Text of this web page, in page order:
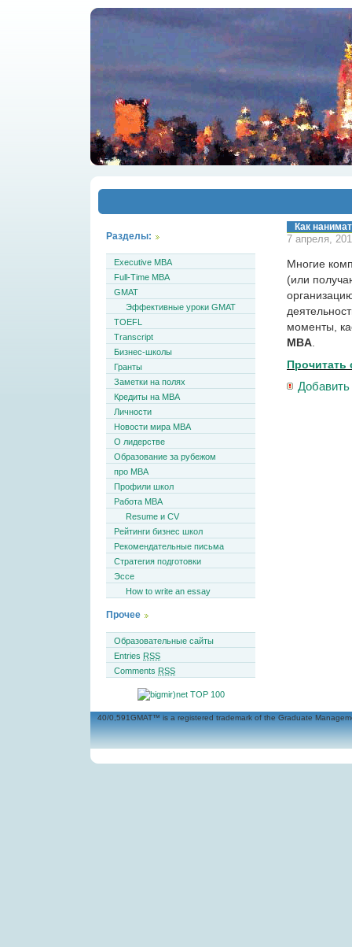
Как
7 апреля,
Многие
(или
моменты,
MBA
Прочитать
Разделы:
Executive MBA
Full-Time MBA
GMAT
Эффективные уроки GMAT
TOEFL
Transcript
Бизнес-школы
Гранты
Заметки на полях
Кредиты на MBA
Личности
Новости мира MBA
О лидерстве
Образование за рубежом
про MBA
Профили школ
Работа MBA
Resume и CV
Рейтинги бизнес школ
Рекомендательные письма
Стратегия подготовки
Эссе
How to write an essay
Прочее
Образовательные сайты
Entries RSS
Comments RSS
40/0,591GMAT™ is a registered trademark of the Graduate